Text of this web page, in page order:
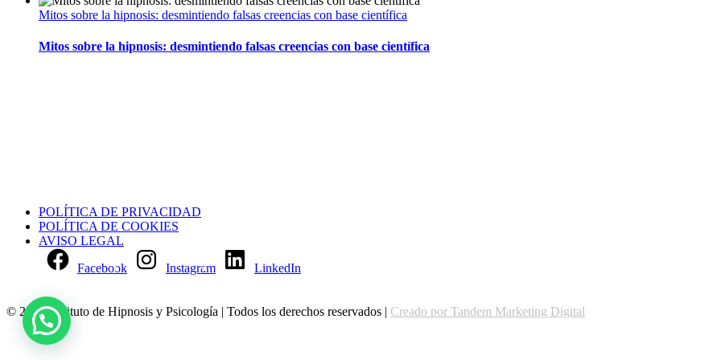
Mitos sobre la hipnosis: desmintiendo falsas creencias con base científica
Mitos sobre la hipnosis: desmintiendo falsas creencias con base científica
POLÍTICA DE PRIVACIDAD
POLÍTICA DE COOKIES
AVISO LEGAL
Facebook
Instagram LinkedIn
© 2018 Instituto de Hipnosis y Psicología | Todos los derechos reservados | Creado por Tandem Marketing Digital